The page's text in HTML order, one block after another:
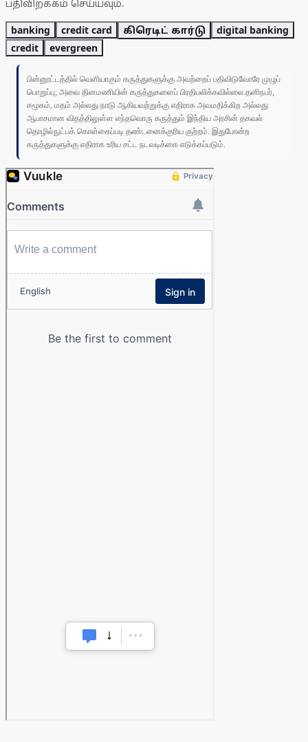
பதிவிறக்கம் செய்யவும்.
banking credit card கிரெடிட் கார்டு
digital banking
credit
evergreen
பின்னூட்டத்தில் வெளியாகும் கருத்துகளுக்கு அவற்றைப் பதிவிடுவோரே முழுப்
பொறுப்பு; அவை தினமணியின் கருத்துகளைப் பிரதிபலிக்கவில்லை.தனிநபர்,
சமூகம், மதம் அல்லது நாடு ஆகியவற்றுக்கு எதிராக அவமதிக்கிற அல்லது
ஆபாசமான விதத்திலுள்ள எந்தவொரு கருத்தும் இந்திய அரசின் தகவல்
தொழில்நுட்பக் கொள்கைப்படி தண்டனைக்குரிய குற்றம். இதுபோன்ற
கருத்துகளுக்கு எதிராக உரிய சட்ட நடவடிக்கை எடுக்கப்படும்.